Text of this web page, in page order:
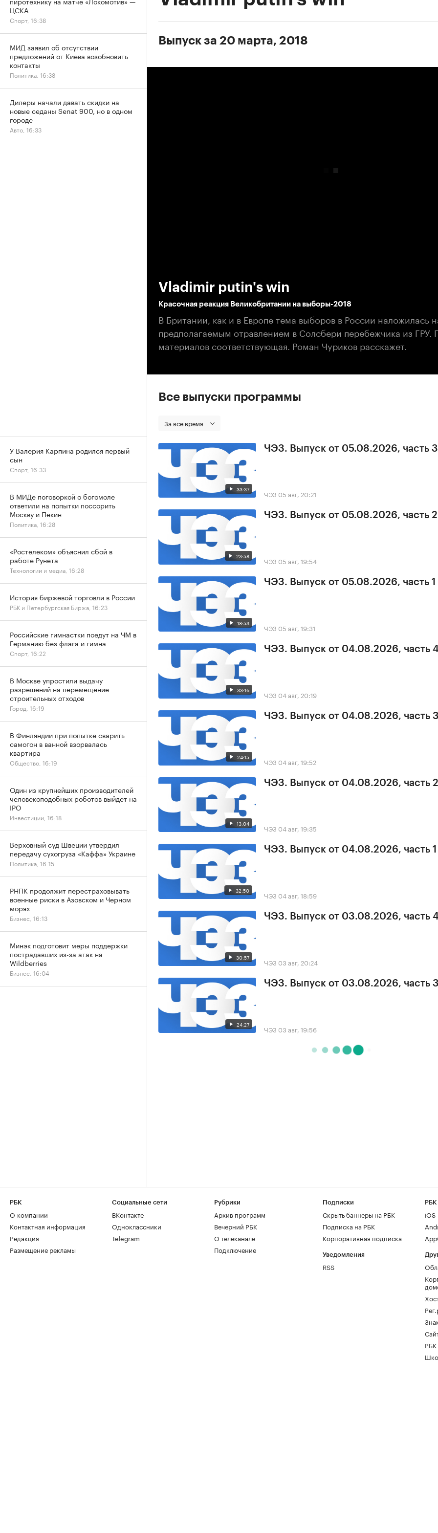
Выпуск за 20 марта, 2018
Vladimir putin's win
Красочная реакция Великобритании на выборы-2018
В Британии, как и в Европе тема выборов в России наложилась
предполагаемым отравлением в Солсбери перебежчика из ГРУ.
материалов соответствующая. Роман Чуриков расскажет.
Все выпуски программы
За все время
33:37
ЧЭЗ. Выпуск от 05.08.2026, часть 3
ЧЭЗ 05 авг, 20:21
23:58
ЧЭЗ. Выпуск от 05.08.2026, часть 2
ЧЭЗ 05 авг, 19:54
18:53
ЧЭЗ. Выпуск от 05.08.2026, часть 1
ЧЭЗ 05 авг, 19:31
33:16
ЧЭЗ. Выпуск от 04.08.2026, часть
ЧЭЗ 04 авг, 20:19
24:15
ЧЭЗ. Выпуск от 04.08.2026, часть
ЧЭЗ 04 авг, 19:52
13:04
ЧЭЗ. Выпуск от 04.08.2026, часть 2
ЧЭЗ 04 авг, 19:35
32:50
ЧЭЗ. Выпуск от 04.08.2026, часть 1
ЧЭЗ 04 авг, 18:59
30:57
ЧЭЗ. Выпуск от 03.08.2026, часть
ЧЭЗ 03 авг, 20:24
24:27
ЧЭЗ. Выпуск от 03.08.2026, часть
ЧЭЗ 03 авг, 19:56
ЦСКА
Спорт, 16:38
МИД заявил об отсутствии
предложений от Киева возобновить
контакты
Политика, 16:38
Дилеры начали давать скидки на
новые седаны Senat 900, но в одном
городе
Авто, 16:33
У Валерия Карпина родился первый
сын
Спорт, 16:33
В МИДе поговоркой о богомоле
ответили на попытки поссорить
Москву и Пекин
Политика, 16:28
«Ростелеком» объяснил сбой в
работе Рунета
Технологии и медиа, 16:28
История биржевой торговли в России
РБК и Петербургская Биржа, 16:23
Российские гимнастки поедут на ЧМ в
Германию без флага и гимна
Спорт, 16:22
В Москве упростили выдачу
разрешений на перемещение
строительных отходов
Город, 16:19
В Финляндии при попытке сварить
самогон в ванной взорвалась
квартира
Общество, 16:19
Один из крупнейших производителей
человекоподобных роботов выйдет на
IPO
Инвестиции, 16:18
Верховный суд Швеции утвердил
передачу сухогруза «Каффа» Украине
Политика, 16:15
РНПК продолжит перестраховывать
военные риски в Азовском и Черном
морях
Бизнес, 16:13
Минэк подготовит меры поддержки
пострадавших из-за атак на
Wildberries
Бизнес, 16:04
РБК
О компании
Контактная информация
Редакция
Размещение рекламы
Социальные сети
ВКонтакте
Одноклассники
Telegram
Рубрики
Архив программ
Вечерний РБК
О телеканале
Подключение
Подписки
Скрыть баннеры на РБК
Подписка на РБК
Корпоративная подписка
Уведомления
RSS
РБК
iOS